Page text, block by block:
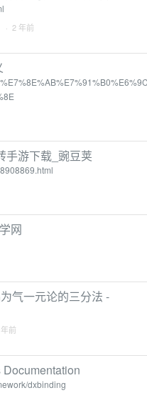
· 2 年前
手游下载_豌豆荚
网
气一元论的三分法 -
前
dxbinding